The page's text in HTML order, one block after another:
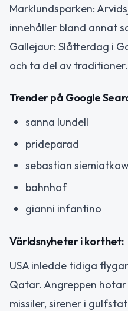
Marklundsparken:
innehåller bland annat
Gallejaur: Slåtterdag i
och ta del av
Trender på Google
sanna lundell
prideparad
sebastian
bahnhof
gianni infantino
Världsnyheter i korthet:
USA inledde tidiga
Qatar. Angreppen
missiler, sirener i